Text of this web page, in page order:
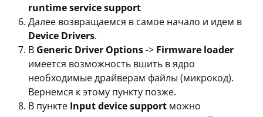
runtime service support
Далее возвращаемся в самое начало и идем в
Device Drivers.
В Generic Driver Options-> Firmware loader
имеется возможность вшить в ядро
необходимые драйверам файлы (микрокод).
Вернемся к этому пункту позже.
В пункте Input device supportможно